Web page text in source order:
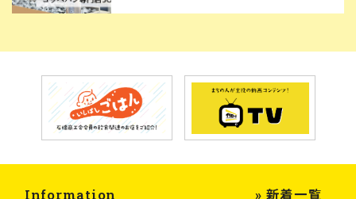
Information » 新着一覧